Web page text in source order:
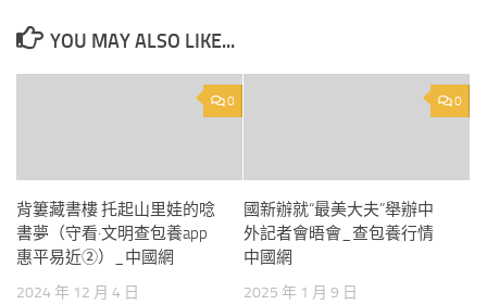
YOU MAY ALSO LIKE...
0
背簍藏書樓 托起山里娃的唸
書夢（守看·文明查包養app
惠平易近②）_中國網
2024 年 12 月 4 日
0
國新辦就“最美大夫”舉辦中
外記者會晤會_查包養行情
中國網
2025 年 1 月 9 日